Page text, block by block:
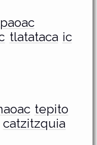
tlatataca ic
tepito
catzitzquia